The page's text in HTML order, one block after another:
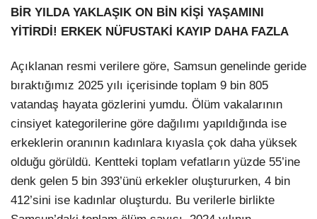
BİR YILDA YAKLAŞIK ON BİN KİŞİ YAŞAMINI
YİTİRDİ! ERKEK NÜFUSTAKİ KAYIP DAHA FAZLA
Açıklanan resmi verilere göre, Samsun genelinde geride
bıraktığımız 2025 yılı içerisinde toplam 9 bin 805
vatandaş hayata gözlerini yumdu. Ölüm vakalarının
cinsiyet kategorilerine göre dağılımı yapıldığında ise
erkeklerin oranının kadınlara kıyasla çok daha yüksek
olduğu görüldü. Kentteki toplam vefatların yüzde 55’ine
denk gelen 5 bin 393’ünü erkekler oluştururken, 4 bin
412’sini ise kadınlar oluşturdu. Bu verilerle birlikte